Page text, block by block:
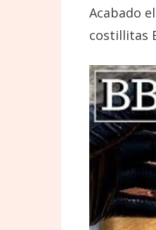
Acabado
costillitas